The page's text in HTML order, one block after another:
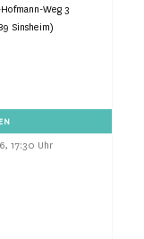
Weg 3
Sinsheim)
17:30 Uhr